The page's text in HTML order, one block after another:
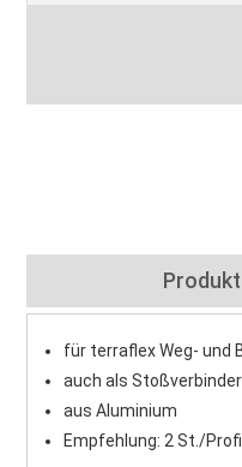
für terraflex Weg- und
auch als
aus Aluminium
Empfehlung: 2 St./Profil